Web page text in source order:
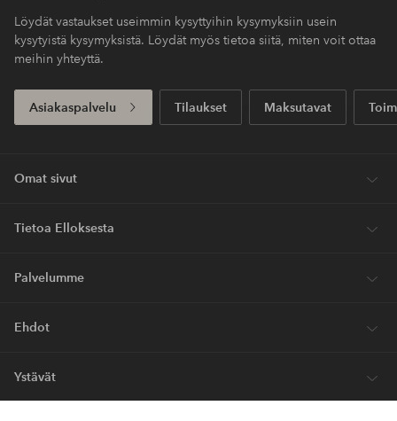
Löydät vastaukset useimmin kysyttyihin kysymyksiin usein
kysytyistä kysymyksistä. Löydät myös tietoa siitä, miten voit ottaa
meihin yhteyttä.
Asiakaspalvelu Tilaukset Maksutavat
Omat sivut
Tietoa Elloksesta
Palvelumme
Ehdot
Ystävät